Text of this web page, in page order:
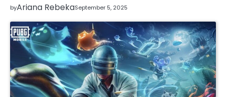
byAriana RebekaSeptember 5, 2025